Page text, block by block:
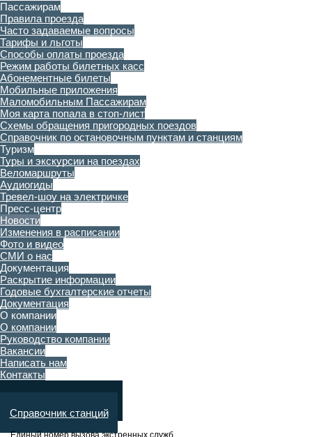
Пассажирам
Правила проезда
Часто задаваемые вопросы
Тарифы и льготы
Способы оплаты проезда
Режим работы билетных касс
Абонементные билеты
Мобильные приложения
Маломобильным Пассажирам
Моя карта попала в стоп-лист
Cхемы обращения пригородных поездов
Справочник по остановочным пунктам и станциям
Туризм
Туры и экскурсии на поездах
Веломаршруты
Аудиогиды
Тревел-шоу на электричке
Пресс-центр
Новости
Изменения в расписании
Фото и видео
СМИ о нас
Документация
Раскрытие информации
Годовые бухгалтерские отчеты
Документация
О компании
О компании
Руководство компании
Вакансии
Написать нам
Контакты
Справочник станций
Единый номер вызова экстренных служб